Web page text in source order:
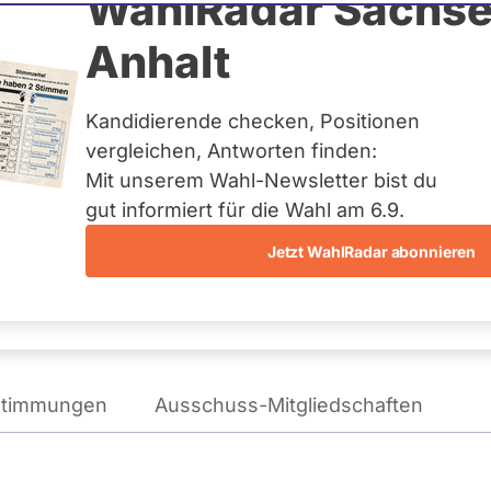
Anhalt
Kandidierende checken, Positionen
vergleichen, Antworten finden:
Mit unserem Wahl-Newsletter bist du
gut informiert für die Wahl am 6.9.
Jetzt WahlRadar abonnieren
Wahlkreisliste Schwaben
WAHLKAMPFPOSITIONEN
Ausschuss-Mitgliedschaften